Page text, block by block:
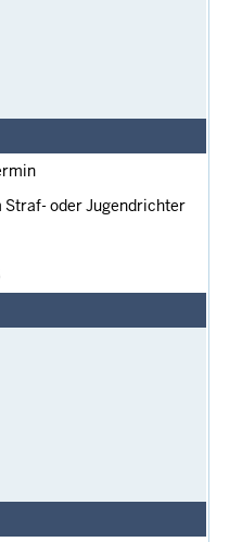
Straf- oder Jugendrichter